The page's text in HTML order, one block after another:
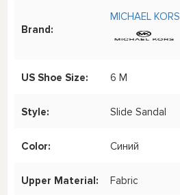
Brand:
MICHAEL KORS
US Shoe Size: 6 M
Style: Slide Sandal
Color: Синий
Upper Material: Fabric